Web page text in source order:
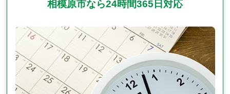
相模原市なら24時間365日対応